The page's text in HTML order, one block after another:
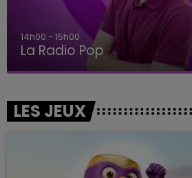
14h00 - 15h00
La Radio Pop
LES JEUX